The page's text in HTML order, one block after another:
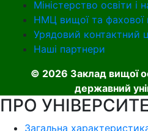
Міністерство освіти і
НМЦ вищої та фахової
Урядовий контактний
Наші партнери
© 2026 Заклад вищої
державний
ПРО
Загальна